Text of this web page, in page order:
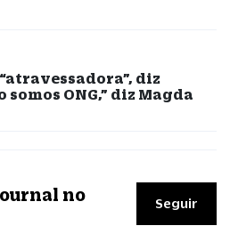
diz
somos ONG,” diz Magda
no
Seguir